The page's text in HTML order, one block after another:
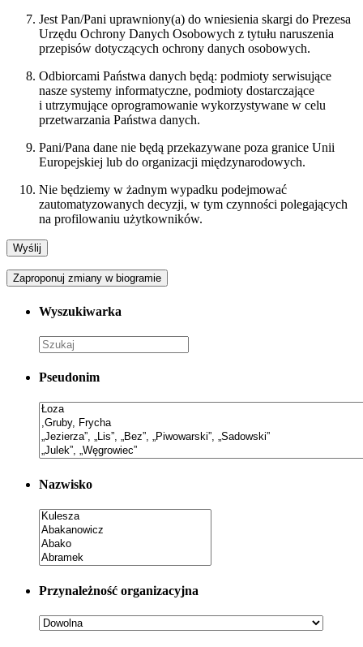
Jest Pan/Pani uprawniony(a) do wniesienia skargi do Prezesa
Urzędu Ochrony Danych Osobowych z tytułu naruszenia
przepisów dotyczących ochrony danych osobowych.
Odbiorcami Państwa danych będą: podmioty serwisujące
nasze systemy informatyczne, podmioty dostarczające
i utrzymujące oprogramowanie wykorzystywane w celu
przetwarzania Państwa danych.
Pani/Pana dane nie będą przekazywane poza granice Unii
Europejskiej lub do organizacji międzynarodowych.
Nie będziemy w żadnym wypadku podejmować
zautomatyzowanych decyzji, w tym czynności polegających
na profilowaniu użytkowników.
Zaproponuj zmiany w biogramie
Wyszukiwarka
Pseudonim
Nazwisko
Przynależność organizacyjna